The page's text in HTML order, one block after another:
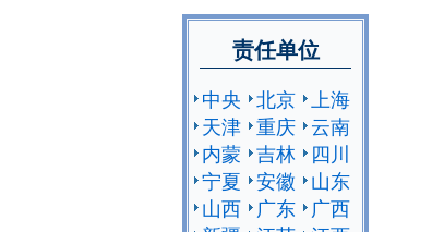
责任单位
中央 北京
上海
天津 重庆 云南
内蒙 吉林
四川
宁夏 安徽
山东
山西
广东
广西